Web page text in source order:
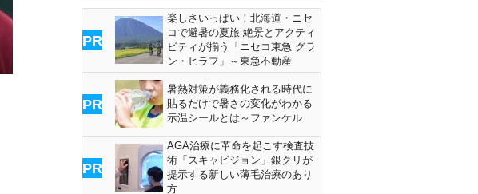
PR
楽しさいっぱい！北海道・ニセ
コで避暑の夏旅 絶景とアクティ
ビティが揃う「ニセコ東急 グラ
ン・ヒラフ」～東急不動産
PR
暑熱対策が義務化される時代に
貼るだけで暑さの変化がわかる
示温シールとは～ファンケル
PR
AGA治療に革命を起こす検査技
術「スキャビジョン」銀クリが
提示する新しい薄毛治療のあり
方